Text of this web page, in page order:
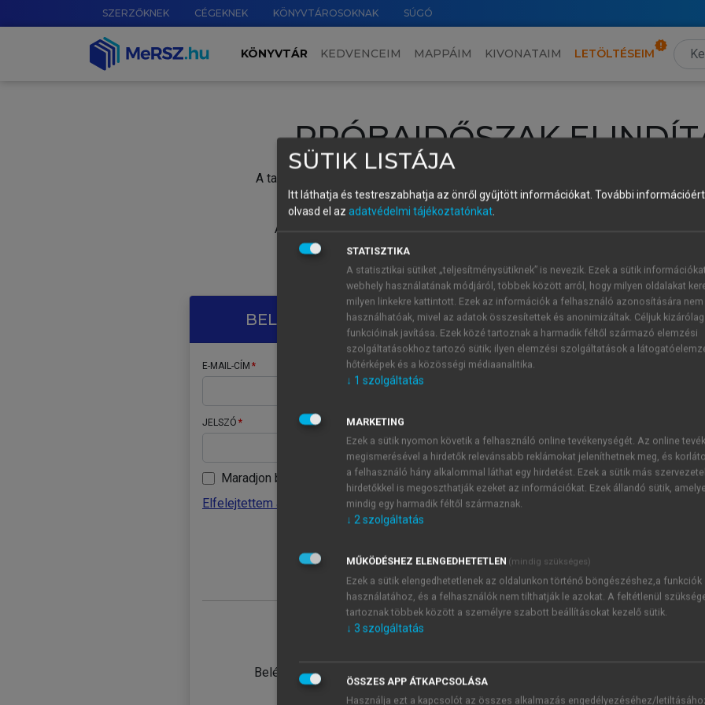
SZERZŐKNEK CÉGEKNEK KÖNYVTÁROSOKNAK SÚGÓ
KÖNYVTÁR KEDVENCEIM MAPPÁIM KIVONATAIM LETÖLTÉSEIM
PRÓBAIDŐSZAK
A tartalom megtekintéséhez lépj be a saját fiókoddal, iskolai azonosítóddal vagy
Új felhasználóként1 óra díjmentes hozzáférésrevagy
A próbaidőszak elindításához,
vagy hozz
A regisztráció után a
BELÉPÉS SAJÁT FIÓKKAL
E-MAIL-CÍM
JELSZÓ
Maradjon belépve
Elfelejtettem a jelszavamat
Belépés intézményi azonosítóval
ÚJ FIÓK
1 óra
JELSZÓ
Kérek értesítést a MeRSZ
Kérek értesítést az
SÜTIK LISTÁJA
Itt láthatja és testreszabhatja az önről gyűjtött információkat. További
olvasd el az adatvédelmi tájékoztatónkat.
STATISZTIKA
A statisztikai sütiket „teljesítménysütiknek” is nevezik. Ezek a sütik
webhely használatának módjáról, többek között arról, hogy milyen oldalakat
milyen linkekre kattintott. Ezek az információk a felhasználó azonosítására nem
használhatóak, mivel az adatok összesítettek és anonimizáltak. Céljuk
funkcióinak javítása. Ezek közé tartoznak a harmadik féltől származó elemzési
szolgáltatásokhoz tartozó sütik; ilyen elemzési szolgáltatások a
hőtérképek és a közösségi médiaanalitika.
↓ 1 szolgáltatás
MARKETING
Ezek a sütik nyomon követik a felhasználó online tevékenységét. Az online
megismerésével a hirdetők relevánsabb reklámokat jeleníthetnek meg, és
a felhasználó hány alkalommal láthat egy hirdetést. Ezek a sütik más
hirdetőkkel is megoszthatják ezeket az információkat. Ezek állandó sütik,
mindig egy harmadik féltől származnak.
↓ 2szolgáltatás
MŰKÖDÉSHEZ ELENGEDHETETLEN (mindig szükséges)
Ezek a sütik elengedhetetlenek az oldalunkon történő böngészéshez,a funkciók
használatához, és a felhasználók nem tilthatják le azokat. A feltétlenül
tartoznak többek között a személyre szabott beállításokat kezelő sütik.
↓ 3 szolgáltatás
ÖSSZES APP ÁTKAPCSOLÁSA
Használja ezt a kapcsolót az összes alkalmazás engedélyezéséhez/